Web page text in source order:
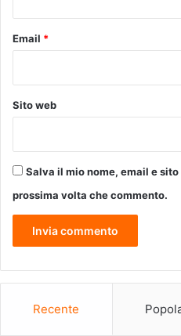
n
r
h
i
s
Email *
Sito web
Salva il mio nome, email e
prossima volta che commento.
Recente